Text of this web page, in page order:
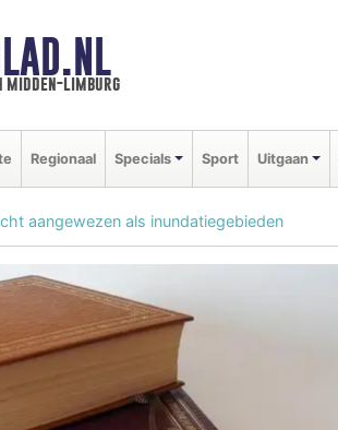
limburg
Regionaal Specials Sport Uitgaan
aangewezen als inundatiegebieden